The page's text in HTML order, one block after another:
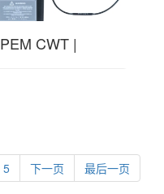
PEM CWT |
5 下一页 最后一页